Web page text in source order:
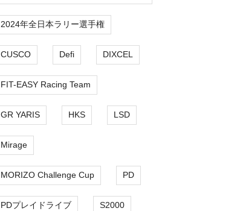
2024年全日本ラリー選手権
CUSCO Defi DIXCEL
FIT-EASY Racing Team
GR YARIS HKS LSD
Mirage
MORIZO Challenge Cup PD
PDプレイドライブ S2000